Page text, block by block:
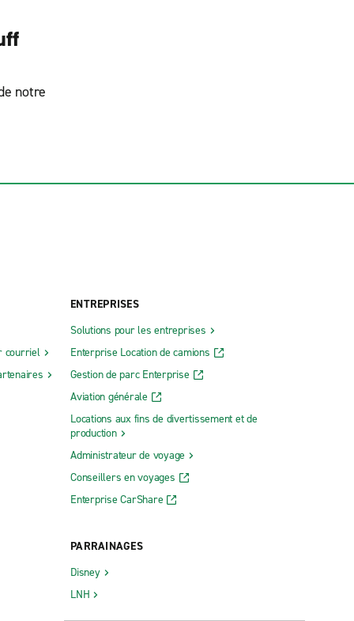
notre
courriel
ENTREPRISES
Solutions pour les entreprises
Enterprise Location de camions
Gestion de parc Enterprise
Aviation générale
Locations aux fins de divertissement et de
production
Administrateur de voyage
Conseillers en voyages
Enterprise CarShare
PARRAINAGES
Disney
LNH